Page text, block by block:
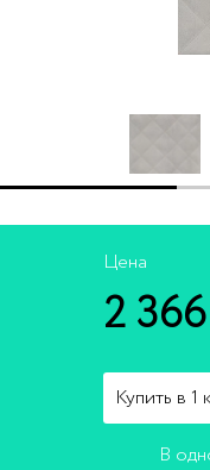
Цена
2
Купить в 1
В